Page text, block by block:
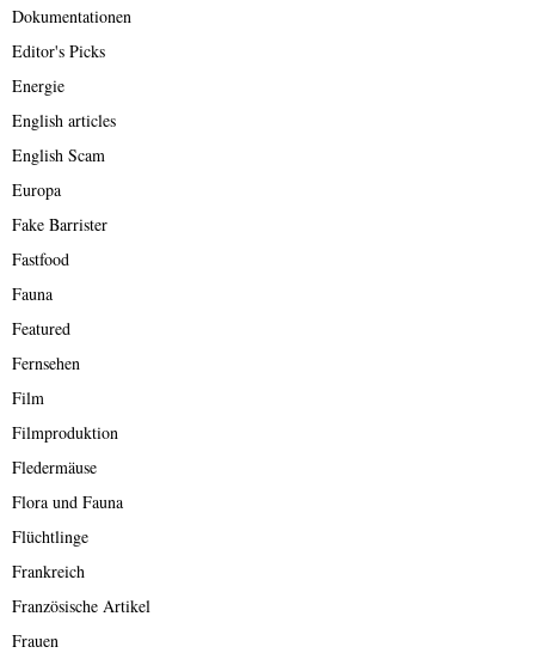
Dokumentationen
Editor's Picks
Energie
English articles
English Scam
Europa
Fake Barrister
Fastfood
Fauna
Featured
Fernsehen
Film
Filmproduktion
Fledermäuse
Flora und Fauna
Flüchtlinge
Frankreich
Französische Artikel
Frauen